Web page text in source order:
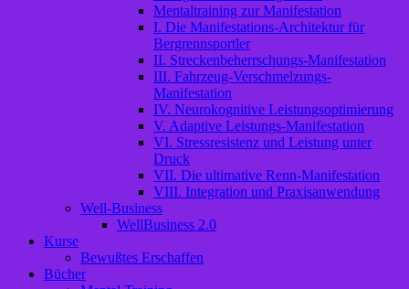
Mentaltraining zur Manifestation
I. Die Manifestations-Architektur für
Bergrennsportler
II. Streckenbeherrschungs-Manifestation
III. Fahrzeug-Verschmelzungs-
Manifestation
IV. Neurokognitive Leistungsoptimierung
V. Adaptive Leistungs-Manifestation
VI. Stressresistenz und Leistung unter
Druck
VII. Die ultimative Renn-Manifestation
VIII. Integration und Praxisanwendung
Well-Business
WellBusiness 2.0
Kurse
Bewußtes Erschaffen
Bücher